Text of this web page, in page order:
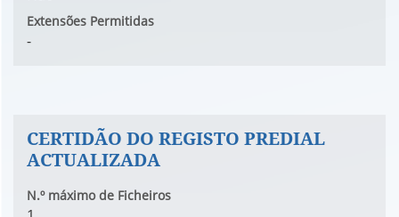
Extensões Permitidas
-
CERTIDÃO DO REGISTO PREDIAL
ACTUALIZADA
N.º máximo de Ficheiros